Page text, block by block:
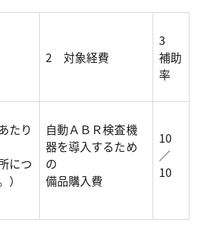
2 対象経費
3
補助
率
たり
につ
自動ＡＢＲ検査機
器を導入するため
の
備品購入費
10
／
10